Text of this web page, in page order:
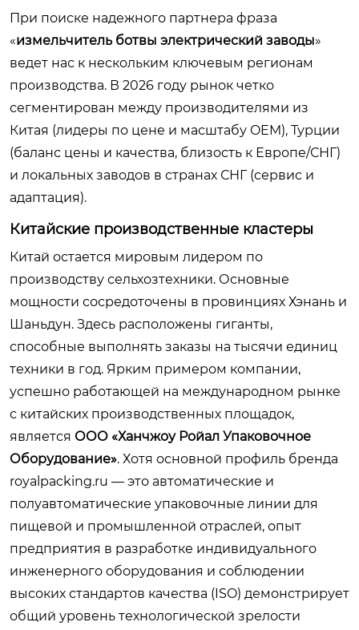
При поиске надежного партнера фраза
«измельчитель ботвы электрический заводы»
ведет нас к нескольким ключевым регионам
производства. В 2026 году рынок четко
сегментирован между производителями из
Китая (лидеры по цене и масштабу OEM), Турции
(баланс цены и качества, близость к Европе/СНГ)
и локальных заводов в странах СНГ (сервис и
адаптация).
Китайские производственные кластеры
Китай остается мировым лидером по
производству сельхозтехники. Основные
мощности сосредоточены в провинциях Хэнань и
Шаньдун. Здесь расположены гиганты,
способные выполнять заказы на тысячи единиц
техники в год. Ярким примером компании,
успешно работающей на международном рынке
с китайских производственных площадок,
является ООО «Ханчжоу Ройал Упаковочное
Оборудование». Хотя основной профиль бренда
royalpacking.ru — это автоматические и
полуавтоматические упаковочные линии для
пищевой и промышленной отраслей, опыт
предприятия в разработке индивидуального
инженерного оборудования и соблюдении
высоких стандартов качества (ISO) демонстрирует
общий уровень технологической зрелости